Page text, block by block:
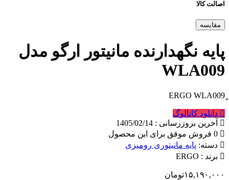
نگهدارنده مانیتور ارگو مدل
کاتالوگ
: 1405/02/14
پایه مانیتوری رومیزی
ERGO
تومان